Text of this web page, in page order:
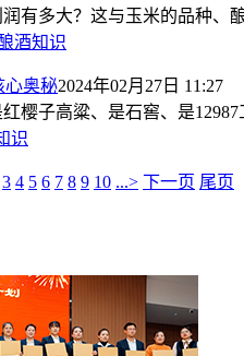
有多大？这与玉米的品种、
酒知识
心奥秘2024年02月27日 11:27
樱子高粱、是石窖、是
识
3 4 5 6 7 8 9 10 ...> 下一页 尾页